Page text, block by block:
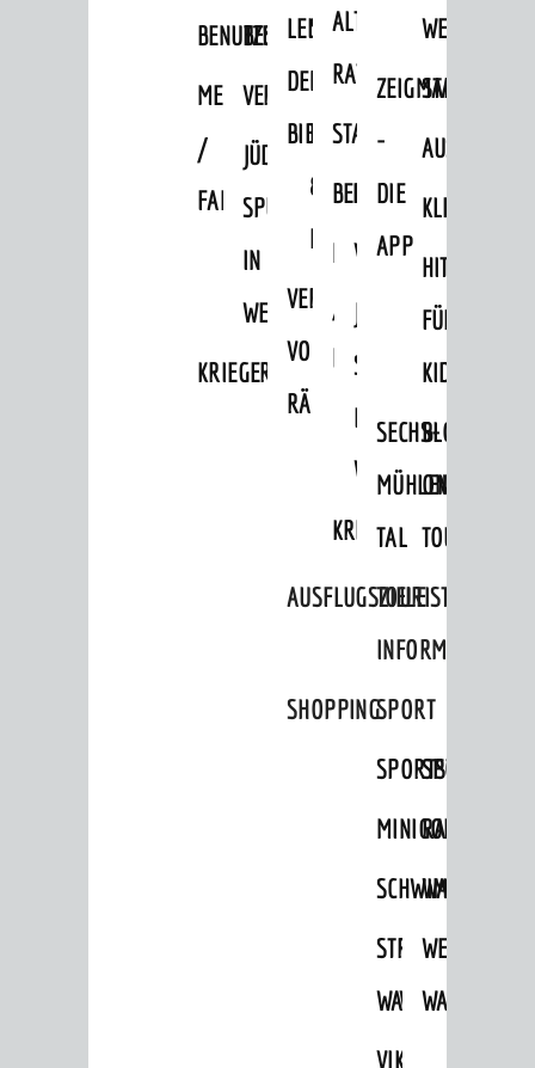
BENUTZUNG
MELDEKARTEI
/
FAMILIENFORSCHUNG
BESTANDSÜBERSICHT
VERÖFFENTLICHUNGEN
JÜDISCHE
SPUREN
IN
WEINHEIM
KRIEGERDENKMAL
LEIHVERKEHR
DER
BIBLIOTHEK
SERVICE
FÜR
LEHRER/INNEN
&
ERZIEHER/INNEN
VERMIETUNG
VON
RÄUMEN
ALTEN
RATHAUS
STADTARCHIV
BENUTZUNG
MELDEKARTEI
/
FAMILIENFORSCHUNG
JÜDISCHE
SPUREN
IN
WEINHEIM
KRIEGERDENKMAL
WEG
ZEIGMAL
-
DIE
APP
STADTTEILE
HITS
FÜR
KIDS
SECHS-
MÜHLEN-
TAL
BLOGGER
ON
TOUR
AUSFLUGSZIELE
TOURIST
INFORMATION
SHOPPINGSPORT
SPORTSTÄTTEN
MINIGOLFRADFAHREN
SCHWIMMEN
STRANDBAD
WAIDSEE
TSG
VIKTOR-
WANDERN
WEINHEIMER
Infos zum Coronavirus